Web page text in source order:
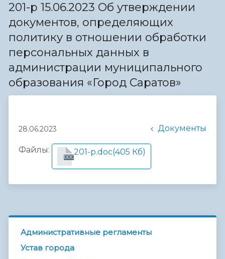
201-р 15.06.2023 Об утверждении
документов, определяющих
политику в отношении обработки
персональных данных в
администрации муниципального
образования «Город Саратов»
28.06.2023 Документы
Файлы:
DOC
201-р.doc(405 Кб)
Административные регламенты
Устав города